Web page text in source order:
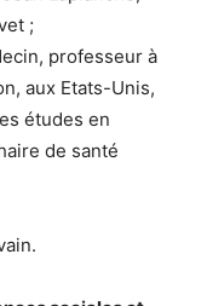
;
professeur à
aux Etats-Unis,
études en
de santé